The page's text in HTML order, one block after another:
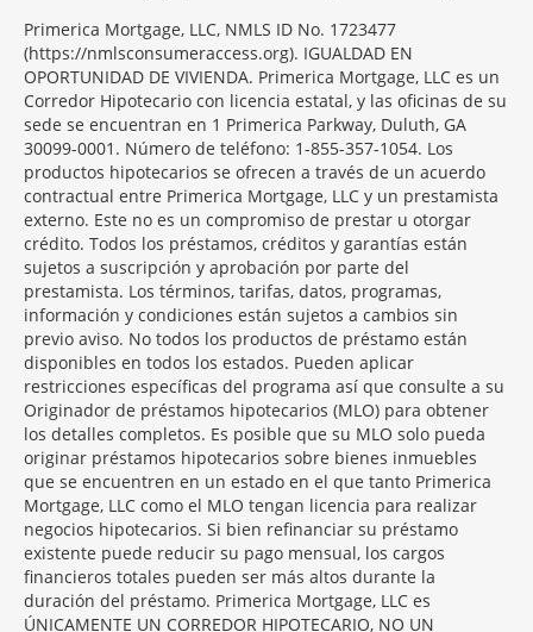
Primerica Mortgage, LLC, NMLS ID No. 1723477
(https://nmlsconsumeraccess.org). IGUALDAD EN
OPORTUNIDAD DE VIVIENDA. Primerica Mortgage, LLC es un
Corredor Hipotecario con licencia estatal, y las oficinas de su
sede se encuentran en 1 Primerica Parkway, Duluth, GA
30099-0001. Número de teléfono: 1-855-357-1054. Los
productos hipotecarios se ofrecen a través de un acuerdo
contractual entre Primerica Mortgage, LLC y un prestamista
externo. Este no es un compromiso de prestar u otorgar
crédito. Todos los préstamos, créditos y garantías están
sujetos a suscripción y aprobación por parte del
prestamista. Los términos, tarifas, datos, programas,
información y condiciones están sujetos a cambios sin
previo aviso. No todos los productos de préstamo están
disponibles en todos los estados. Pueden aplicar
restricciones específicas del programa así que consulte a su
Originador de préstamos hipotecarios (MLO) para obtener
los detalles completos. Es posible que su MLO solo pueda
originar préstamos hipotecarios sobre bienes inmuebles
que se encuentren en un estado en el que tanto Primerica
Mortgage, LLC como el MLO tengan licencia para realizar
negocios hipotecarios. Si bien refinanciar su préstamo
existente puede reducir su pago mensual, los cargos
financieros totales pueden ser más altos durante la
duración del préstamo. Primerica Mortgage, LLC es
ÚNICAMENTE UN CORREDOR HIPOTECARIO, NO UN